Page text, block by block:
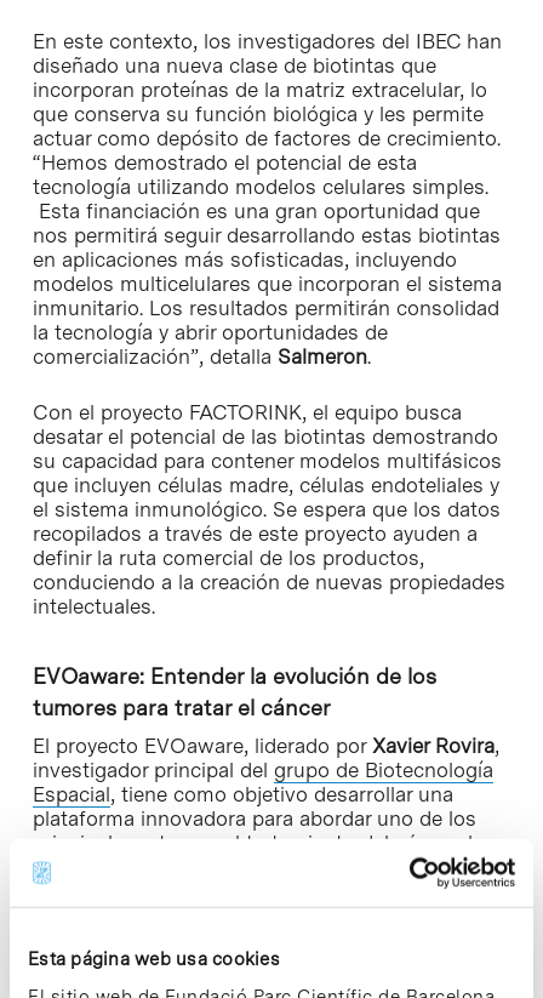
Esta página web usa cookies
En este contexto, los investigadores del IBEC han
diseñado una nueva clase de biotintas que
incorporan proteínas de la matriz extracelular, lo
que conserva su función biológica y les permite
actuar como depósito de factores de crecimiento.
“Hemos demostrado el potencial de esta
tecnología utilizando modelos celulares simples.
Esta financiación es una gran oportunidad que
nos permitirá seguir desarrollando estas biotintas
en aplicaciones más sofisticadas, incluyendo
modelos multicelulares que incorporan el sistema
inmunitario. Los resultados permitirán consolidad
la tecnología y abrir oportunidades de
comercialización”, detalla Salmeron.
Con el proyecto FACTORINK, el equipo busca
desatar el potencial de las biotintas demostrando
su capacidad para contener modelos multifásicos
que incluyen células madre, células endoteliales y
el sistema inmunológico. Se espera que los datos
recopilados a través de este proyecto ayuden a
definir la ruta comercial de los productos,
conduciendo a la creación de nuevas propiedades
intelectuales.
EVOaware: Entender la evolución de los
tumores para tratar el cáncer
El proyecto EVOaware, liderado por Xavier Rovira,
investigador principal del grupo de Biotecnología
Espacial, tiene como objetivo desarrollar una
plataforma innovadora para abordar uno de los
principales retos en el tratamiento del cáncer, la
resistencia a las terapias, desde una perspectiva
evolutiva de los tumores.
En muchos casos, los tumores sólidos acaban
desarrollando resistencia a los tratamientos, lo